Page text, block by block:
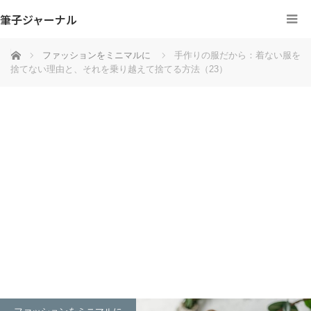
筆子ジャーナル
ホーム ファッションをミニマルに
手作りの服だから：着ない服を
捨てない理由と、それを乗り越えて捨てる方法（23）